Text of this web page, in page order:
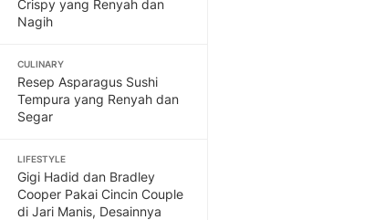
Crispy yang Renyah dan
Nagih
CULINARY
Resep Asparagus Sushi
Tempura yang Renyah dan
Segar
LIFESTYLE
Gigi Hadid dan Bradley
Cooper Pakai Cincin Couple
di Jari Manis, Desainnya